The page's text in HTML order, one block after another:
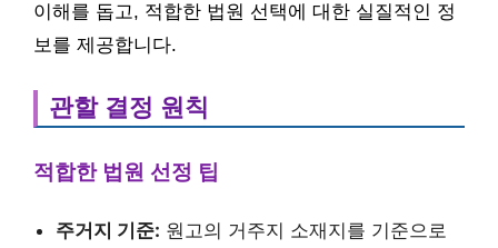
이해를 돕고, 적합한 법원 선택에 대한 실질적인 정
보를 제공합니다.
관할 결정 원칙
적합한 법원 선정 팁
주거지 기준: 원고의 거주지 소재지를 기준으로